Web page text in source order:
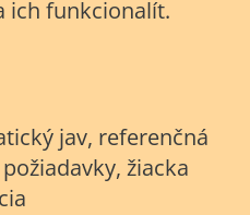
ich funkcionalít.
jav, referenčná
žiacka